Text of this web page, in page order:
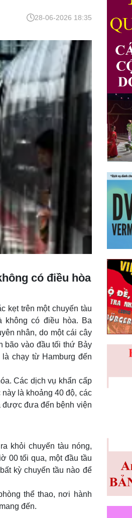
28-06-2026 18:35
có điều hòa
kẹt trên một chuyến tàu
không có điều hòa. Ba
nhân, do một cái cây
bão vào đầu tối thứ Bảy
chạy từ Hamburg đến
Các dịch vụ khẩn cấp
là khoảng 40 độ, các
được đưa đến bệnh viện
khỏi chuyến tàu nóng,
00 tối qua, một đầu tầu
kỳ chuyến tầu nào để
thể thao, nơi hành
đến.